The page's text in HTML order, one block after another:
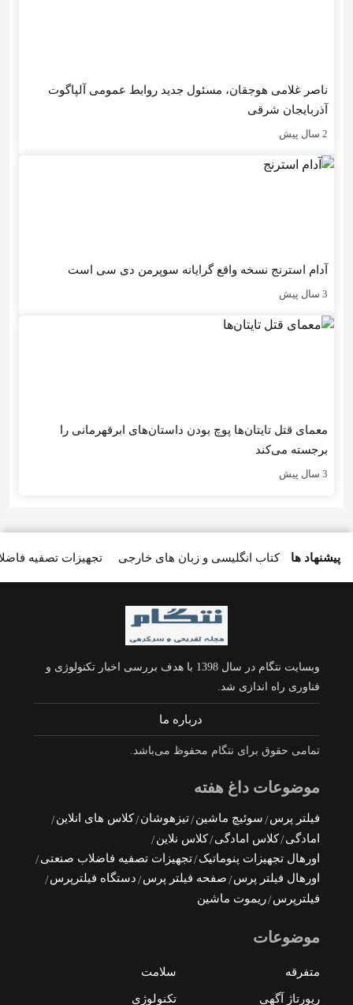
ناصر غلامی هوجقان، مسئول جدید روابط عمومی آلپاگوت
آذربایجان شرقی
2 سال پیش
آدام استرنج نسخه واقع گرایانه سوپرمن دی سی است
3 سال پیش
معمای قتل تایتان‌ها پوچ بودن داستان‌های ابرقهرمانی را
برجسته می‌کند
3 سال پیش
پیشنهاد ها تجهیزات تصفیه کتاب انگلیسی و زبان های خارجی
وبسایت نتگام در سال 1398 با هدف بررسی اخبار تکنولوژی و
فناوری راه اندازی شد.
درباره ما
تمامی حقوق برای نتگام محفوظ می‌باشد.
موضوعات داغ هفته
فیلتر پرس سوئیچ ماشین تیزهوشان کلاس های انلاین
امادگی کلاس امادگی کلاس نلاین
اورهال تجهیزات پنوماتیک تجهیزات تصفیه فاضلاب صنعتی
اورهال فیلتر پرس
صفحه فیلتر پرس
دستگاه فیلترپرس
فیلترپرس ریموت ماشین
موضوعات
متفرقه سلامت
رپورتاژ آگهی تکنولوژی